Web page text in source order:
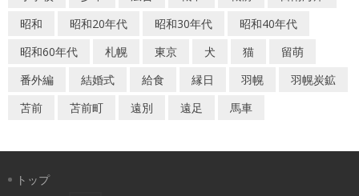
昭和
昭和20年代 昭和30年代
昭和40年代
昭和60年代
札幌 東京 犬 猫
留萌
番外編
結婚式 給食 縁日 羽幌
羽幌炭鉱
苫前
苫前町 遠別 遠足 馬車
トップ